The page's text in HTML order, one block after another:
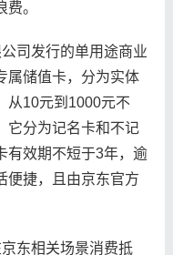
。
司发行的单用途商业
属储值卡，分为实体
从10元到1000元不
它分为记名卡和不记
有效期不短于3年，逾
便捷，且由京东官方
东相关场景消费抵